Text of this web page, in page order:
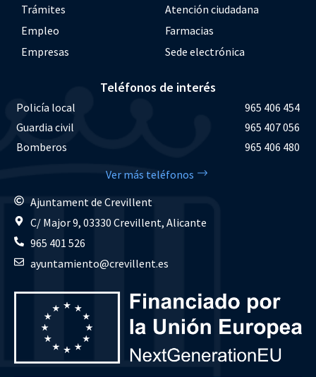
Trámites
Atención ciudadana
Empleo
Farmacias
Empresas
Sede electrónica
Teléfonos de interés
Policía local
965 406 454
Guardia civil
965 407 056
Bomberos
965 406 480
Ver más teléfonos
Ajuntament de Crevillent
C/ Major 9, 03330 Crevillent, Alicante
965 401 526
ayuntamiento@crevillent.es